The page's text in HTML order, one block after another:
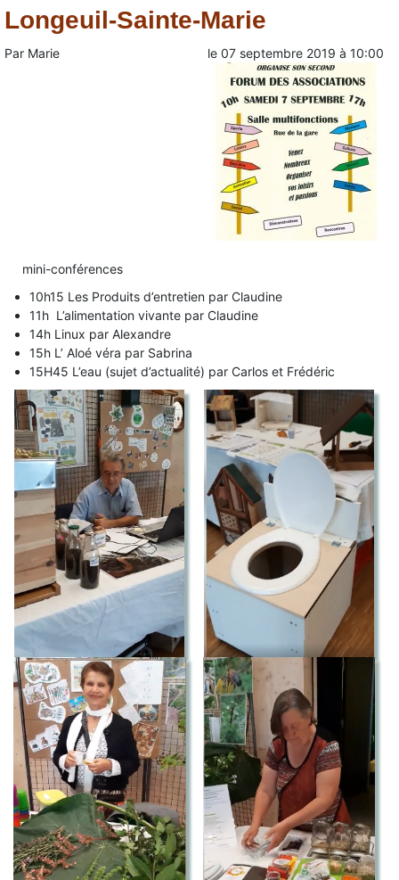
Longeuil-Sainte-Marie
Par Marie le 07 septembre 2019 à 10:00
mini-conférences
10h15 Les Produits d’entretien par Claudine
11h L’alimentation vivante par Claudine
14h Linux par Alexandre
15h L’ Aloé véra par Sabrina
15H45 L’eau (sujet d’actualité) par Carlos et Frédéric